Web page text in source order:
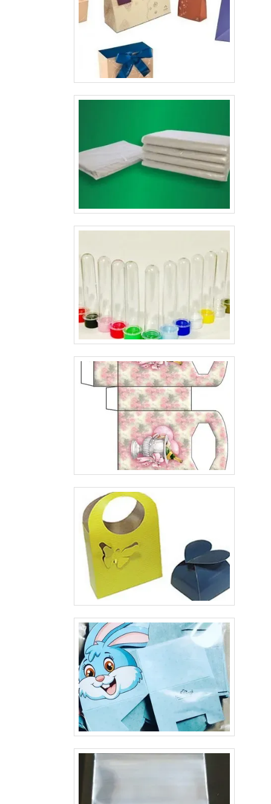
atenda os mais rigorosos padrões neste tipo de insumo.
larga experiência na produção de cartela com verniz
skin, asseguramos à nossos clientes algumas
nosso fluxo de trabalho uso de matérias primas de
qualidade.As cartelas também possuem uma
cores e qualidade de impressão, aplicação de
qualidade certificada, maior durabilidade das cartelas
atendam as mais variadas necessidades do mercado..